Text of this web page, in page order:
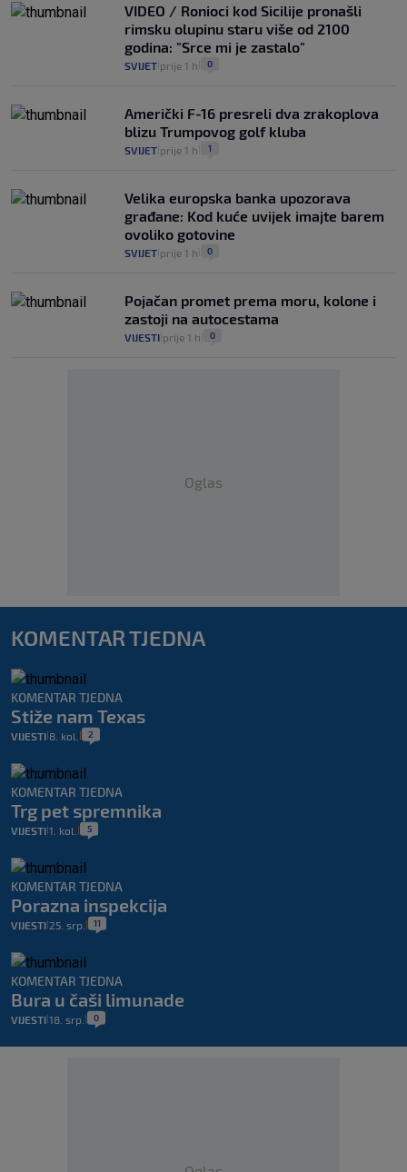
VIDEO / Ronioci kod Sicilije pronašli
rimsku olupinu staru više od 2100
godina: "Srce mi je zastalo"
SVIJET prije 1 h 0
Američki F-16 presreli dva zrakoplova
blizu Trumpovog golf kluba
SVIJET prije 1 h 1
Velika europska banka upozorava
građane: Kod kuće uvijek imajte barem
ovoliko gotovine
SVIJET prije 1 h 0
Pojačan promet prema moru, kolone i
zastoji na autocestama
VIJESTI prije 1 h 0
Oglas
KOMENTAR TJEDNA
KOMENTAR TJEDNA
Stiže nam Texas
VIJESTI 8. kol. 2
KOMENTAR TJEDNA
Trg pet spremnika
VIJESTI 1. kol. 5
KOMENTAR TJEDNA
Porazna inspekcija
VIJESTI 25. srp. 11
KOMENTAR TJEDNA
Bura u čaši limunade
VIJESTI 18. srp. 0